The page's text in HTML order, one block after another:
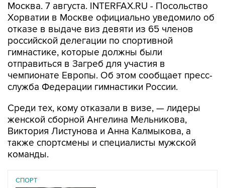
Москва. 7 августа. INTERFAX.RU - Посольство
Хорватии в Москве официально уведомило об
отказе в выдаче виз девяти из 65 членов
российской делегации по спортивной
гимнастике, которые должны были
отправиться в Загреб для участия в
чемпионате Европы. Об этом сообщает пресс-
служба Федерации гимнастики России.
Среди тех, кому отказали в визе, — лидеры
женской сборной Ангелина Мельникова,
Виктория Листунова и Анна Калмыкова, а
также спортсмены и специалисты мужской
команды.
СПОРТ